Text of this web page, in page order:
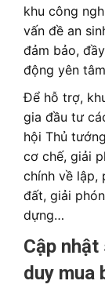
khu công
vấn đề an
đảm bảo,
động yên
Để hỗ trợ,
gia đầu tư
hội Thủ
cơ chế, giải
chính về lập,
đất, giải
dựng…
Cập
duy mua